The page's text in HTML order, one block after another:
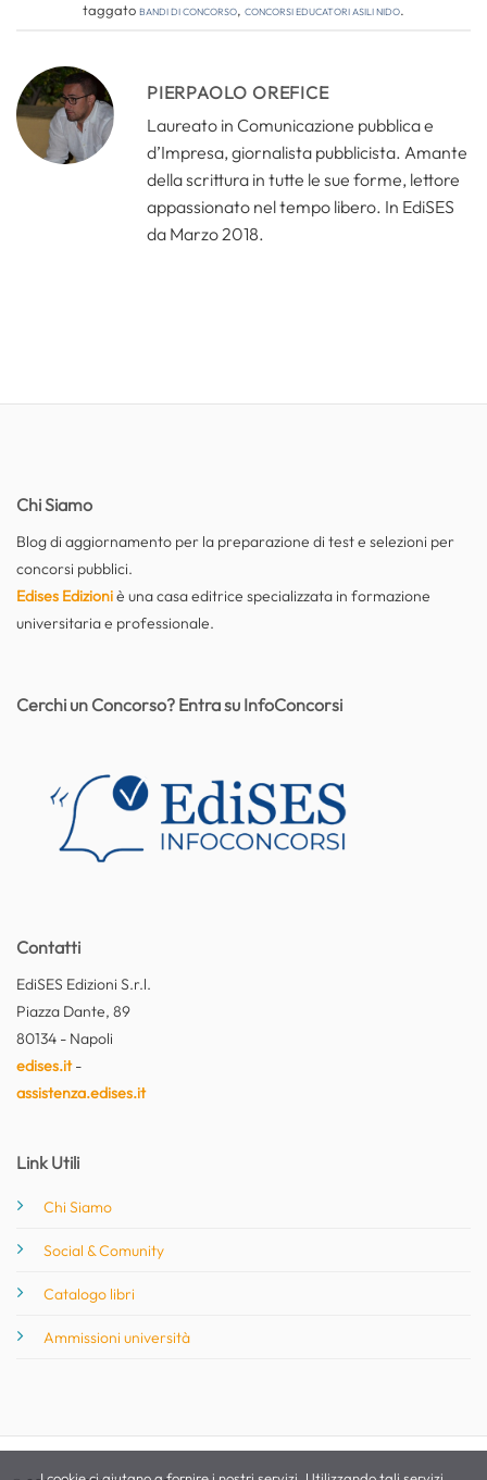
taggatobandi di concorso, concorsi educatori asili nido.
PIERPAOLO OREFICE
Laureato in Comunicazione pubblica e
d’Impresa, giornalista pubblicista. Amante
della scrittura in tutte le sue forme, lettore
appassionato nel tempo libero. In EdiSES
da Marzo 2018.
Chi Siamo
Blog di aggiornamento per la preparazione di test e selezioni per
concorsi pubblici.
Edises Edizioniè una casa editrice specializzata in formazione
universitaria e professionale.
Contatti
EdiSES Edizioni S.r.l.
Piazza Dante, 89
80134 - Napoli
edises.it-
assistenza.edises.it
Link Utili
Chi Siamo
Social & Comunity
Catalogo libri
Ammissioni università
Cerchi un Concorso? Entra su InfoConcorsi